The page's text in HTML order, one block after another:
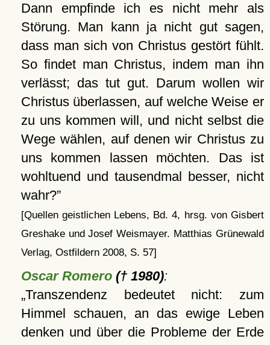
Dann empfinde ich es nicht mehr als
Störung. Man kann ja nicht gut sagen,
dass man sich von Christus gestört fühlt.
So findet man Christus, indem man ihn
verlässt; das tut gut. Darum wollen wir
Christus überlassen, auf welche Weise er
zu uns kommen will, und nicht selbst die
Wege wählen, auf denen wir Christus zu
uns kommen lassen möchten. Das ist
wohltuend und tausendmal besser, nicht
wahr?
[Quellen geistlichen Lebens, Bd. 4, hrsg. von Gisbert
Greshake und Josef Weismayer. Matthias Grünewald
Verlag, Ostfildern 2008, S. 57]
Oscar Romero(† 1980):
Transzendenz bedeutet nicht: zum
Himmel schauen, an das ewige Leben
denken und über die Probleme der Erde